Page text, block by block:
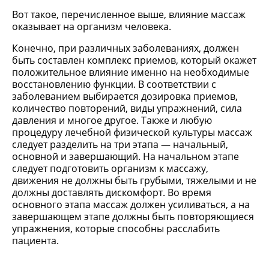
Вот такое, перечисленное выше, влияние массаж
оказывает на организм человека.
Конечно, при различных заболеваниях, должен
быть составлен комплекс приемов, который окажет
положительное влияние именно на необходимые
восстановлению функции. В соответствии с
заболеванием выбирается дозировка приемов,
количество повторений, виды упражнений, сила
давления и многое другое. Также и любую
процедуру лечебной физической культуры массаж
следует разделить на три этапа — начальный,
основной и завершающий. На начальном этапе
следует подготовить организм к массажу,
движения не должны быть грубыми, тяжелыми и не
должны доставлять дискомфорт. Во время
основного этапа массаж должен усиливаться, а на
завершающем этапе должны быть повторяющиеся
упражнения, которые способны расслабить
пациента.